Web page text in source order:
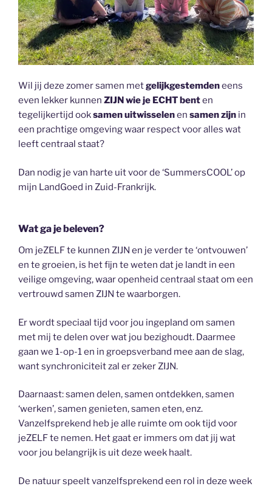
Wil jij deze zomer samen metgelijkgestemdeneens
even lekker kunnen ZIJN wie je ECHT benten
tegelijkertijd ooksamen uitwisselenen samen zijn in
een prachtige omgeving waar respect voor alles wat
leeft centraal staat?
Dan nodig je van harte uit voor de ‘SummersCOOL’ op
mijn LandGoed in Zuid-Frankrijk.
Wat ga je beleven?
Om jeZELF te kunnen ZIJN en je verder te ‘ontvouwen’
en te groeien, is het fijn te weten dat je landt in een
veilige omgeving, waar openheid centraal staat om een
vertrouwd samen ZIJN te waarborgen.
Er wordt speciaal tijd voor jou ingepland om samen
met mij te delen over wat jou bezighoudt. Daarmee
gaan we 1-op-1 en in groepsverband mee aan de slag,
want synchroniciteit zal er zeker ZIJN.
Daarnaast: samen delen, samen ontdekken, samen
‘werken’, samen genieten, samen eten, enz.
Vanzelfsprekend heb je alle ruimte om ook tijd voor
jeZELF te nemen. Het gaat er immers om dat jij wat
voor jou belangrijk is uit deze week haalt.
De natuur speelt vanzelfsprekend een rol in deze week